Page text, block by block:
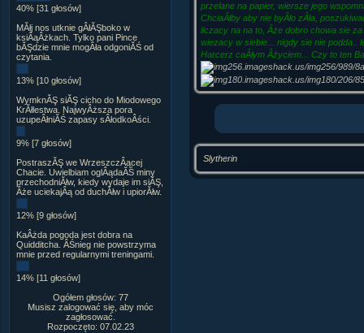
40% [31 głosów]
MĂłj nos utknie gÂłĂŞboko w
ksiÂąÂżkach. Tylko pani Pince
bĂŞdzie mnie mogÂła odgoniĂŚ od
czytania.
13% [10 głosów]
WymknĂŞ siĂŞ cicho do Miodowego
KrĂłlestwa. NajwyÂższa pora
uzupeÂłniĂŚ zapasy sÂłodkoÂści.
9% [7 głosów]
PostraszĂŞ we WrzeszczÂącej
Chacie. Uwielbiam oglÂądaĂŚ miny
przechodniĂłw, kiedy wydaje im siĂŞ,
Âże uciekajÂą od duchĂłw i upiorĂłw.
12% [9 głosów]
KaÂżda pogoda jest dobra na
Quidditcha. ÂŚnieg nie powstrzyma
mnie przed regularnymi treningami.
14% [11 głosów]
Ogółem głosów: 77
Musisz zalogować się, aby móc
zagłosować.
Rozpoczęto: 07.02.23
przelane na papier, wiersze jego
ChciaÂłby aby nie byÂło zÂła,
liczacy na na to, Âże dobro chowa sie
wiezacy w siebie... nigdy sie nie podda..
Harcerz caÂłym Âżyciem... Czy to ten
Slytherin